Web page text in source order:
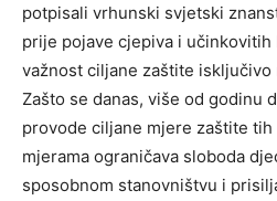
potpisali vrhunski svjetski
prije pojave cjepiva i učinkovitih
važnost ciljane zaštite
Zašto se danas, više od godinu
provode ciljane mjere zaštite
mjerama ograničava sloboda
sposobnom stanovništvu i